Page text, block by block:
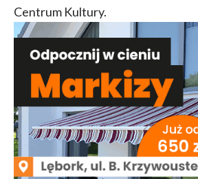
Centrum Kultury.